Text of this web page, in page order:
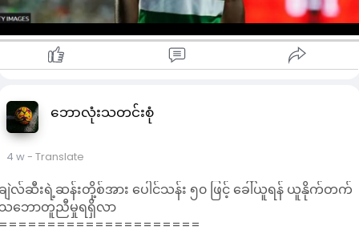
ျဲလ်ဆီးဟာ ရာယိုဗယ်လီကာနိုနောက်တန်းအစွန်လူပက်ချာဗာရီယာ
ား ခေါ်ယူရေး ဆွေးနွေးမှုများ ပြုလုပ်နေသလို ခရစ္စတယ်ပဲလေ့စ်
ဟိုနောက်ခံလူမာဆင့်လာခရော့စ်ကိုလည်း ခေါ်ယူရန် ကြိုးပမ်းနေပါ
ယ်။
င်တိင်းဘာကိုမှာလည်း စတမ်းဖို့ဒ်ဘရစ်ချ်သို့ ပြောင်းရွှေ့လာတော့
ာ ဖြစ်ပါတယ်။
ျဲလ်ဆီးဟာ မာ့ခ်ကူကူရယ်၊ တိုင်ရီကေးဂျော့နှင့် အင်ဒရေဆန်းတို့စ်
အား ပေါင်သန်း ၁၂၀ ဝန်းကျင်ဖြင့် ရောင်းချထားပြီး ဖြစ်ပါတယ်။
ဘောလုံးသတင်းစုံ
4 w- Translate
ျဲလ်ဆီးရဲ့ဆန်းတို့စ်အား ပေါင်သန်း ၅၀ ဖြင့် ခေါ်ယူရန် ယူနိုက်တက်
ဘောတူညီမှုရရှိလာ